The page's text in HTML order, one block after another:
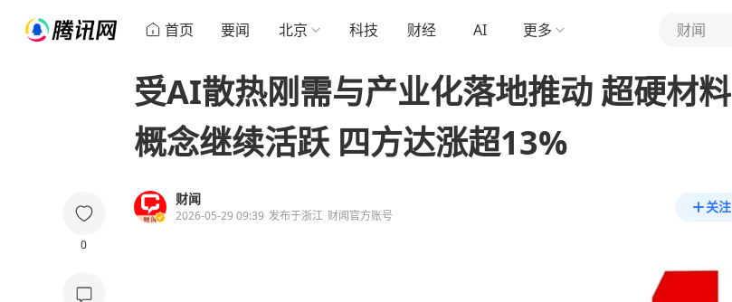
首页 要闻 北京 科技 财经 AI 更多 财闻
0
受AI散热刚需与产业化落地推动 超硬材料
概念继续活跃 四方达涨超13%
财闻
2026-05-29 09:39 发布于浙江 财闻官方账号
关注